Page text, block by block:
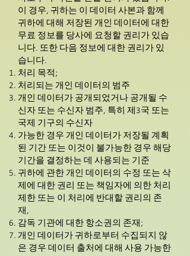
이 경우, 귀하는 이 데이터 사본과 함께
귀하에 대해 저장된 개인 데이터에 대한
무료 정보를 당사에 요청할 권리가 있습
니다. 또한 다음 정보에 대한 권리가 있
습니다.
처리 목적;
처리되는 개인 데이터의 범주
개인 데이터가 공개되었거나 공개될 수
신자 또는 수신자 범주, 특히 제3국 또는
국제 기구의 수신자
가능한 경우 개인 데이터가 저장될 계획
된 기간 또는 이것이 불가능한 경우 해당
기간을 결정하는 데 사용되는 기준
귀하에 관한 개인 데이터의 수정 또는 삭
제에 대한 권리 또는 책임자에 의한 처리
제한 또는 이 처리에 반대할 권리의 존
재,
감독 기관에 대한 항소권의 존재;
개인 데이터가 귀하로부터 수집되지 않
은 경우 데이터 출처에 대해 사용 가능한